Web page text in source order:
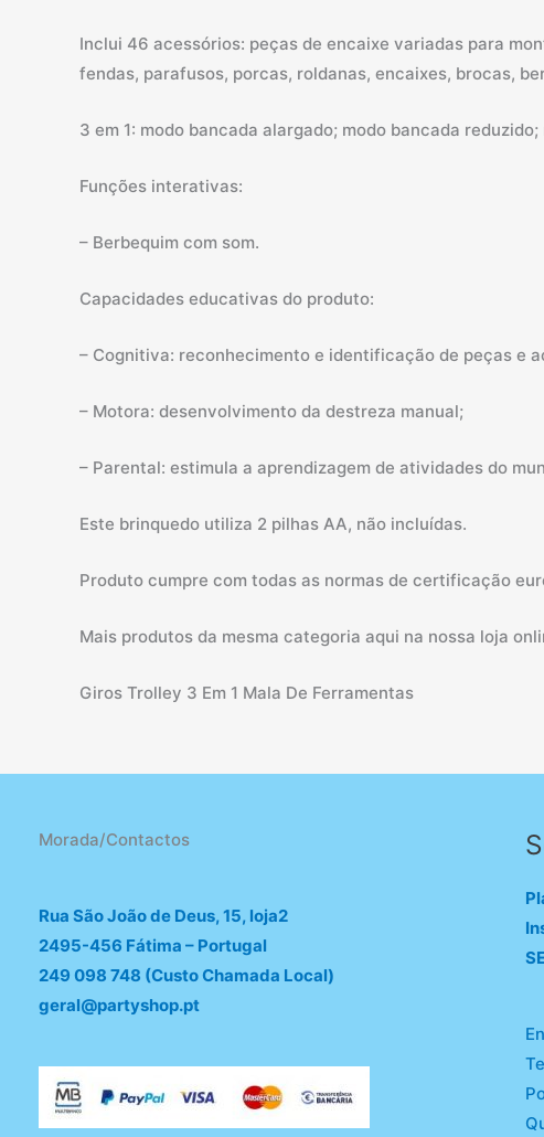
Inclui 46 acessórios: peças de encaixe variadas para
fendas, parafusos, porcas, roldanas, encaixes, brocas,
3 em 1: modo bancada alargado; modo bancada
Funções interativas:
– Berbequim com som.
Capacidades educativas do produto:
– Cognitiva: reconhecimento e identificação de peças e
– Motora: desenvolvimento da destreza manual;
– Parental: estimula a aprendizagem de atividades do
Este brinquedo utiliza 2 pilhas AA, não incluídas.
Produto cumpre com todas as normas de certificação
Mais produtos da mesma categoria aqui na nossa loja
Giros Trolley 3 Em 1 Mala De Ferramentas
Morada/Contactos
Rua São João de Deus, 15, loja2
2495-456 Fátima – Portugal
249 098 748 (Custo Chamada Local)
geral@partyshop.pt